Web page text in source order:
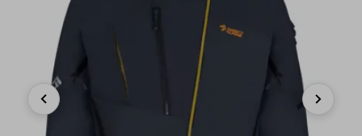
Previous Next